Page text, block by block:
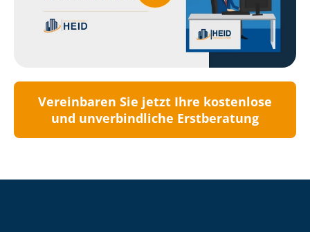
Vereinbaren Sie jetzt Ihre kostenlose
und unverbindliche Erstberatung